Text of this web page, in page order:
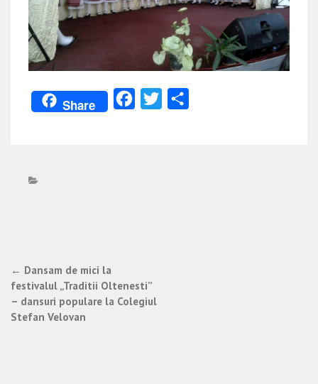
Share FacebookTwitter
Post
navigation
← Dansam de mici la
festivalul „Traditii Oltenesti”
– dansuri populare la Colegiul
Stefan Velovan